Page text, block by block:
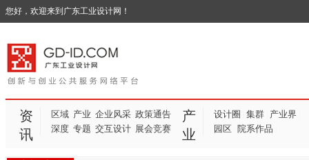
您好，欢迎来到广东工业设计网！
资
讯
区域 产业 企业风采 政策通告
深度 专题 交互设计 展会竞赛
产
业
设计圈 集群| 产业界
园区 院系作品